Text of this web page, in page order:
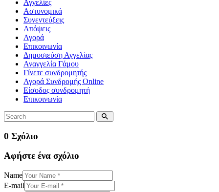
Αγγελίες
Αστυνομικά
Συνεντεύξεις
Απόψεις
Αγορά
Επικοινωνία
Δημοσιεύση Αγγελίας
Αναγγελία Γάμου
Γίνετε συνδρομητής
Αγορά Συνδρομής Online
Είσοδος συνδρομητή
Επικοινωνία
0 Σχόλιο
Αφήστε ένα σχόλιο
Name
E-mail